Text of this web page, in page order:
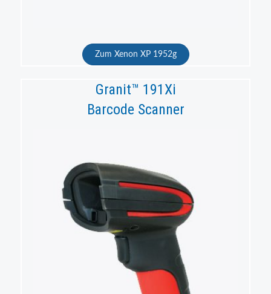
Zum Xenon XP 1952g
Granit™ 191Xi
Barcode Scanner